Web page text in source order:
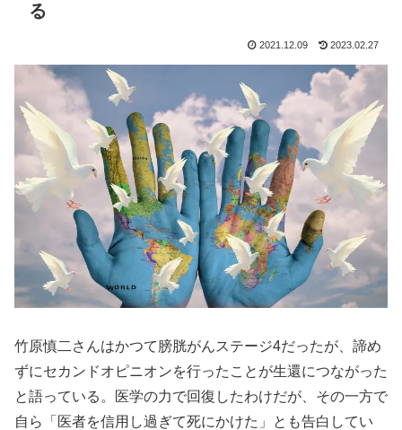
る
2021.12.09 2023.02.27
竹原慎二さんはかつて膀胱がんステージ4だったが、諦め
ずにセカンドオピニオンを行ったことが生還につながった
と語っている。医学の力で回復したわけだが、その一方で
自ら「医者を信用し過ぎて死にかけた」とも告白してい